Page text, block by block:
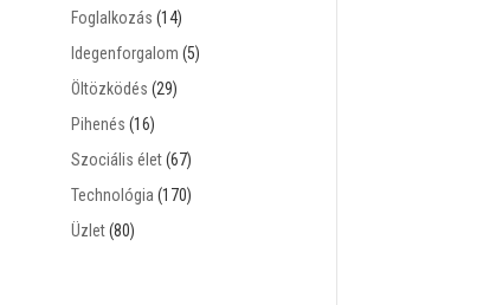
Foglalkozás (14)
Idegenforgalom (5)
Öltözködés (29)
Pihenés (16)
Szociális élet(67)
Technológia (170)
Üzlet(80)